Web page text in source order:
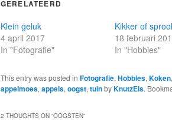
GERELATEERD
Klein geluk
4 april 2017
In "Fotografie"
Kikker of
18 februari
In "Hobbies"
This entry was posted in Fotografie, Hobbies, Koken,
appelmoes, appels, oogst, tuinbyKnutzEls.
2 THOUGHTS ON “OOGSTEN”